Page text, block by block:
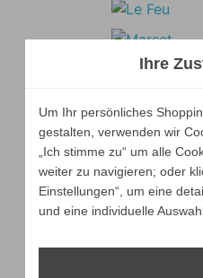
Ihre
Um Ihr persönliches
gestalten, verwenden wir
„Ich stimme zu“ um alle
weiter zu navigieren; oder
Einstellungen“, um eine
und eine individuelle